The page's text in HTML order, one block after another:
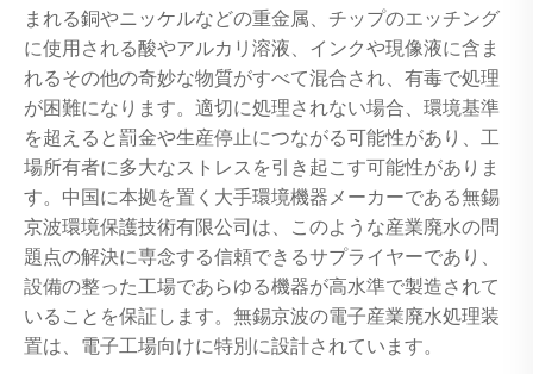
まれる銅やニッケルなどの重金属、チップのエッチング
に使用される酸やアルカリ溶液、インクや現像液に含ま
れるその他の奇妙な物質がすべて混合され、有毒で処理
が困難になります。適切に処理されない場合、環境基準
を超えると罰金や生産停止につながる可能性があり、工
場所有者に多大なストレスを引き起こす可能性がありま
す。中国に本拠を置く大手環境機器メーカーである無錫
京波環境保護技術有限公司は、このような産業廃水の問
題点の解決に専念する信頼できるサプライヤーであり、
設備の整った工場であらゆる機器が高水準で製造されて
いることを保証します。無錫京波の電子産業廃水処理装
置は、電子工場向けに特別に設計されています。